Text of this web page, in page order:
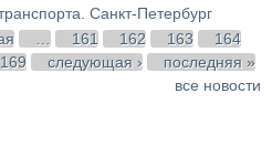
Санкт-Петербург
161 162 163
164
169 следующая ›
последняя »
все новости